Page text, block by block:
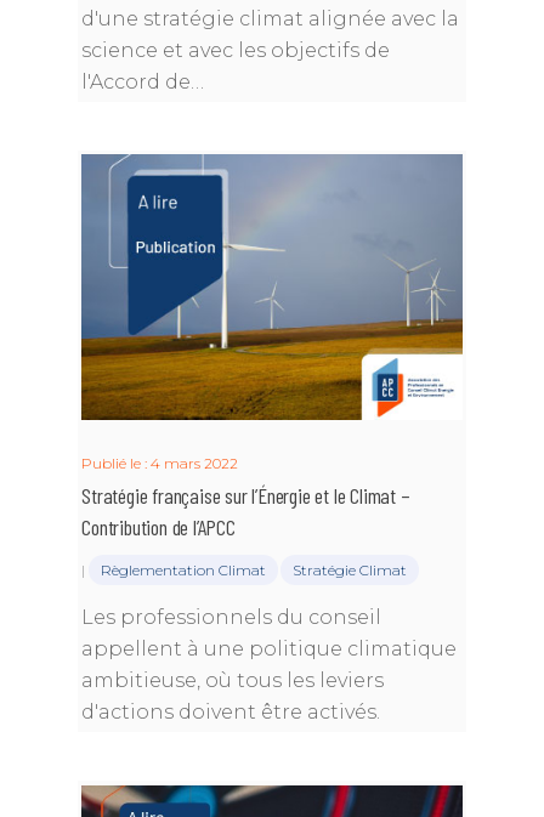
d'une stratégie climat alignée avec la
science et avec les objectifs de
l'Accord de…
Publié le : 4 mars 2022
Stratégie française sur l’Énergie et le Climat –
Contribution de l’APCC
| Règlementation Climat Stratégie Climat
Les professionnels du conseil
appellent à une politique climatique
ambitieuse, où tous les leviers
d'actions doivent être activés.